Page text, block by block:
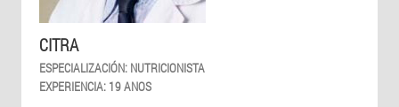
CITRA
ESPECIALIZACIÓN: NUTRICIONISTA
EXPERIENCIA: 19 ANOS